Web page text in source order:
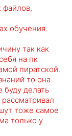
файлов,
обучения.
так как
на пк
пиратской.
то она
буду делать
тоже самое
только у